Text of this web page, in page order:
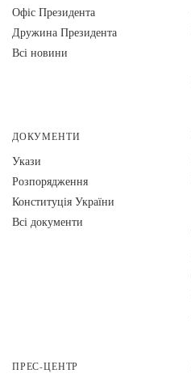
Офіс Президента
Дружина Президента
Всі новини
ДОКУМЕНТИ
Укази
Розпорядження
Конституція України
Всі документи
ПРЕС-ЦЕНТР